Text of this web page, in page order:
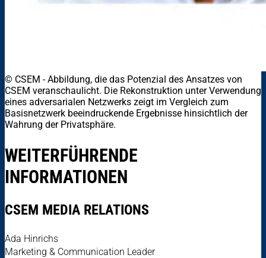
© CSEM -Abbildung, die das Potenzial des Ansatzes von
CSEM veranschaulicht. Die Rekonstruktion unter Verwendung
eines adversarialen Netzwerks zeigt im Vergleich zum
Basisnetzwerk beeindruckende Ergebnisse hinsichtlich der
Wahrung der Privatsphäre.
WEITERFÜHRENDE
INFORMATIONEN
CSEM MEDIA RELATIONS
Ada Hinrichs
Marketing & Communication Leader